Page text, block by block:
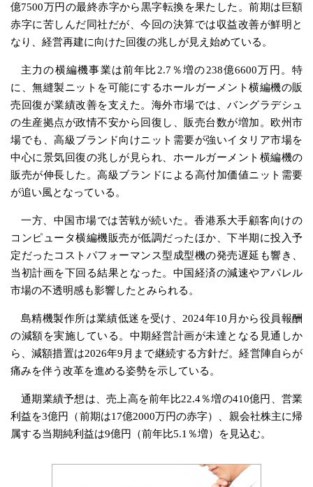
億7500万円の最終赤字から黒字転換を果たした。前期は巨額
赤字に苦しんだ同社だが、今回の決算では収益改善が鮮明と
なり、経営再建に向けた回復の兆しが見え始めている。
主力の横編機事業は前年比2.7％増の238億6600万円。特
に、無縫製ニットを可能にするホールガーメント横編機の販
売回復が業績改善を支えた。海外市場では、バングラデシュ
の生産拠点が政情不安から回復し、販売台数が増加。欧州市
場でも、高級ブランド向けニット需要が強いイタリア市場を
中心に景気回復の兆しが見られ、ホールガーメント横編機の
販売が伸長した。高級ブランドによる高付加価値ニット需要
が追い風となっている。
一方、中国市場では苦戦が続いた。香港系大手顧客向けの
コンピュータ横編機販売が低調だったほか、下半期に投入予
定だったコストパフォーマンス型成型機の発売遅延も響き、
当初計画を下回る結果となった。中国経済の減速やアパレル
市場の不透明感も影響したとみられる。
島精機製作所は業績低迷を受け、2024年10月から役員報酬
の減額を実施している。中期経営計画が未達となる見通しか
ら、減額措置は2026年9月まで継続する方針だ。経営陣自らが
痛みを伴う改革を進める姿勢を示している。
通期業績予想は、売上高を前年比22.4％増の410億円、営業
利益を3億円（前期は17億2000万円の赤字）、親会社株主に帰
属する当期純利益は9億円（前年比5.1％増）を見込む。